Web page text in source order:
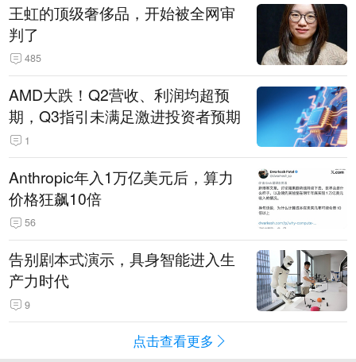
王虹的顶级奢侈品，开始被全网审
判了
485
AMD大跌！Q2营收、利润均超预
期，Q3指引未满足激进投资者预期
1
Anthropic年入1万亿美元后，算力
价格狂飙10倍
56
告别剧本式演示，具身智能进入生
产力时代
9
点击查看更多